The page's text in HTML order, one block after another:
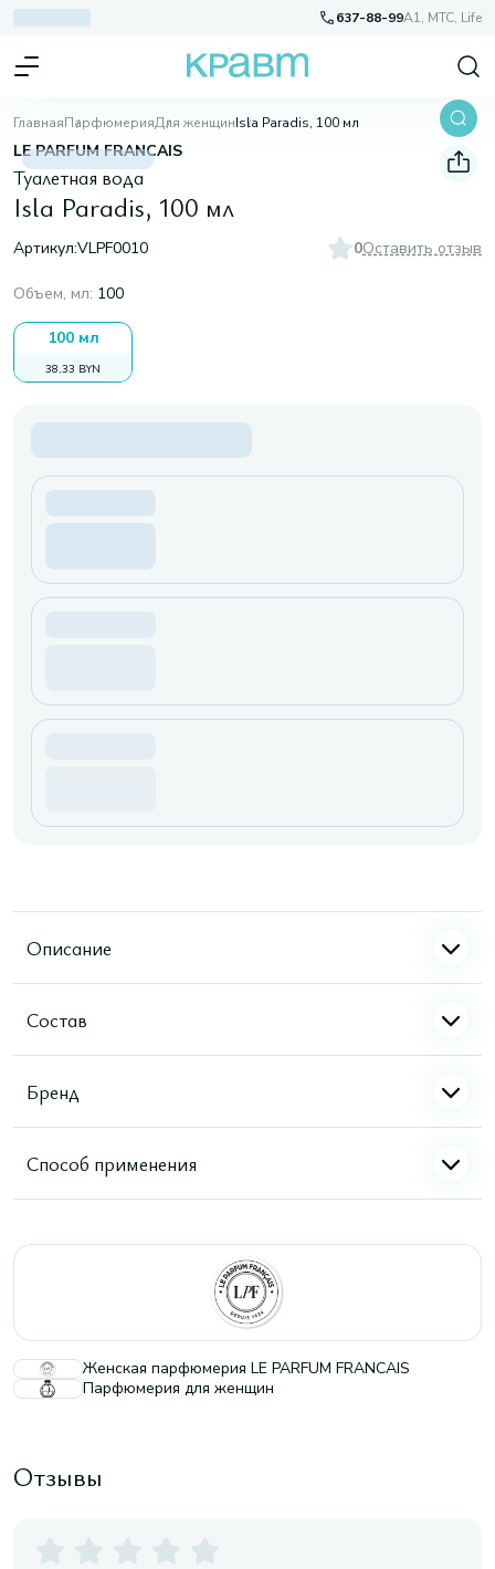
637-88-99A1, МТС, Life
ГлавнаяПарфюмерияДля женщинIsla Paradis, 100 мл
LE PARFUM FRANCAIS
Туалетная вода
Isla Paradis, 100 мл
Артикул:VLPF0010 0Оставить отзыв
Объем, мл: 100
100 мл
38,33 BYN
Описание
Состав
Бренд
Способ применения
Женская парфюмерия LE PARFUM FRANCAIS
Парфюмерия для женщин
Отзывы